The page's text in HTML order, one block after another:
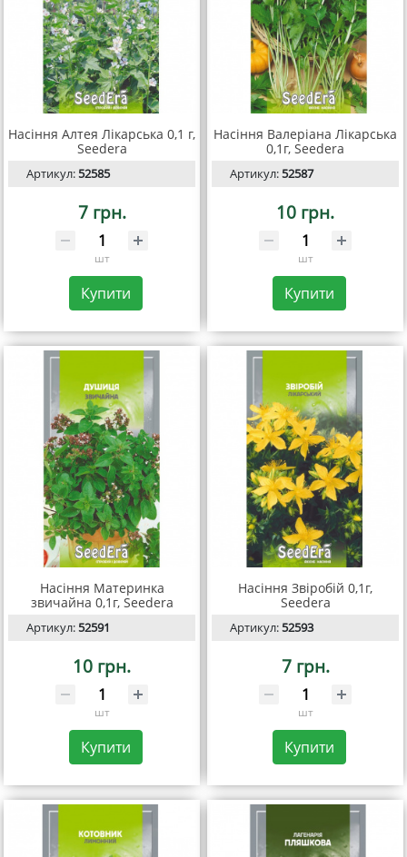
Насіння Алтея Лікарська 0,1 г,
Seedera
Артикул:52585
7 грн.
шт
Купити
Насіння Валеріана Лікарська
0,1г, Seedera
Артикул:52587
10 грн.
шт
Купити
Насіння Материнка
звичайна 0,1г, Seedera
Артикул:52591
10 грн.
шт
Купити
Насіння Звіробій 0,1г,
Seedera
Артикул:52593
7 грн.
шт
Купити